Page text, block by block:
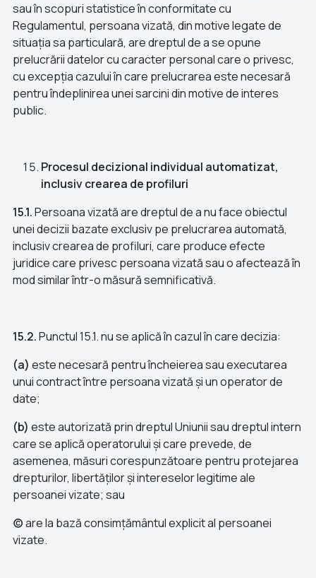
sau în scopuri statistice în conformitate cu
Regulamentul, persoana vizată, din motive legate de
situația sa particulară, are dreptul de a se opune
prelucrării datelor cu caracter personal care o privesc,
cu excepția cazului în care prelucrarea este necesară
pentru îndeplinirea unei sarcini din motive de interes
public.
Procesul decizional individual automatizat,
inclusiv crearea de profiluri
15.1.Persoana vizată are dreptul de a nu face obiectul
unei decizii bazate exclusiv pe prelucrarea automată,
inclusiv crearea de profiluri, care produce efecte
juridice care privesc persoana vizată sau o afectează în
mod similar într-o măsură semnificativă.
15.2.Punctul 15.1. nu se aplică în cazul în care decizia:
(a) este necesară pentru încheierea sau executarea
unui contract între persoana vizată și un operator de
date;
(b) este autorizată prin dreptul Uniunii sau dreptul intern
care se aplică operatorului și care prevede, de
asemenea, măsuri corespunzătoare pentru protejarea
drepturilor, libertăților și intereselor legitime ale
persoanei vizate; sau
(c)are la bază consimțământul explicit al persoanei
vizate.